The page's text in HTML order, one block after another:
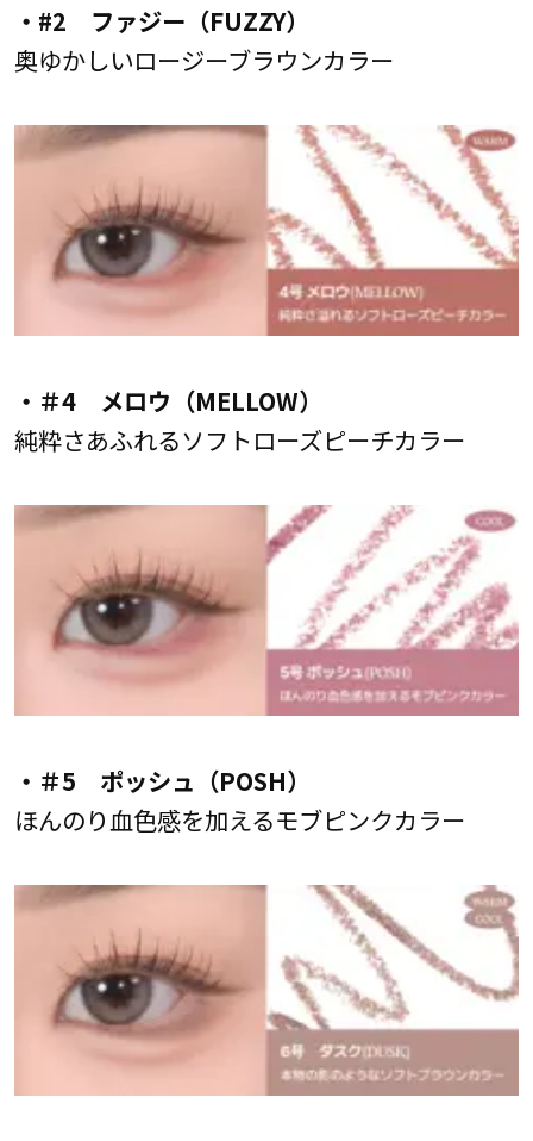
・#2 ファジー（FUZZY）
奥ゆかしいロージーブラウンカラー
・＃4 メロウ（MELLOW）
純粋さあふれるソフトローズピーチカラー
・＃5 ポッシュ（POSH）
ほんのり血色感を加えるモブピンクカラー